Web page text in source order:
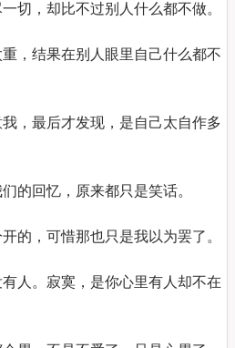
切，却比不过别人什么都不做。
，结果在别人眼里自己什么都不
，最后才发现，是自己太自作多
的回忆，原来都只是笑话。
的，可惜那也只是我以为罢了。
人。寂寞，是你心里有人却不在